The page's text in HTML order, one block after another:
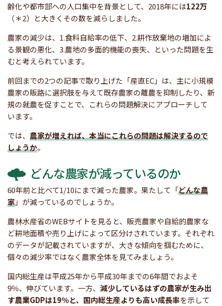
齢化や都市部への人口集中を背景として、2018年には122万
（＊2）と大きくその数を減らしました。
農家の減少は、1.食料自給率の低下、2.耕作放棄地の増加によ
る景観の悪化、3.農地の多面的機能の喪失、といった問題を生
むと考えられています。
前回までの2つの記事で取り上げた「産直EC」は、主に小規模
農家の販路に選択肢を与えて既存農家の離農を抑制したり、新
規の就農を促すことで、これらの問題解決にアプローチして
います。
では、 農家が増えれば、本当にこれらの問題は解決するので
しょうか。
どんな農家が減っているのか
60年前と比べて1/10にまで減った農家。果たして「どんな農
家」が減っているのでしょうか。
農林水産省のWEBサイトを見ると、販売農家や自給的農家な
ど耕地面積や売り上げによって区分けされています。それぞれ
のデータが記載されていますが、大きな傾向を掴むために、
個々の減少率ではなく農家全体を見てみましょう。
国内総生産は平成25年から平成30年までの6年間でおよそ
9％、伸びています。一方、 減少しているはずの農家が生み出
す農業GDPは19％と、国内総生産よりも高い成長率を示して